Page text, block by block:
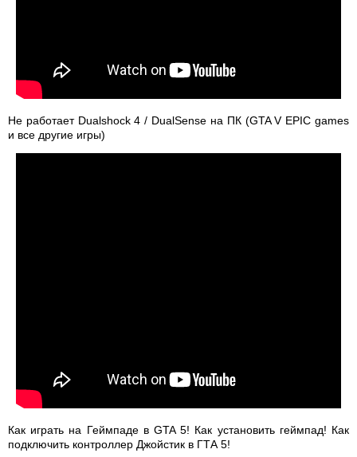
Не работает Dualshock 4 / DualSense на ПК (GTA V EPIC games
и все другие игры)
Как играть на Геймпаде в GTA 5! Как установить геймпад! Как
подключить контроллер Джойстик в ГТА 5!